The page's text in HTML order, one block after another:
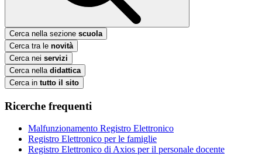
Cerca nella sezione scuola
Cerca tra le novità
Cerca nei servizi
Cerca nella didattica
Cerca in tutto il sito
Ricerche frequenti
Malfunzionamento Registro Elettronico
Registro Elettronico per le famiglie
Registro Elettronico di Axios per il personale docente